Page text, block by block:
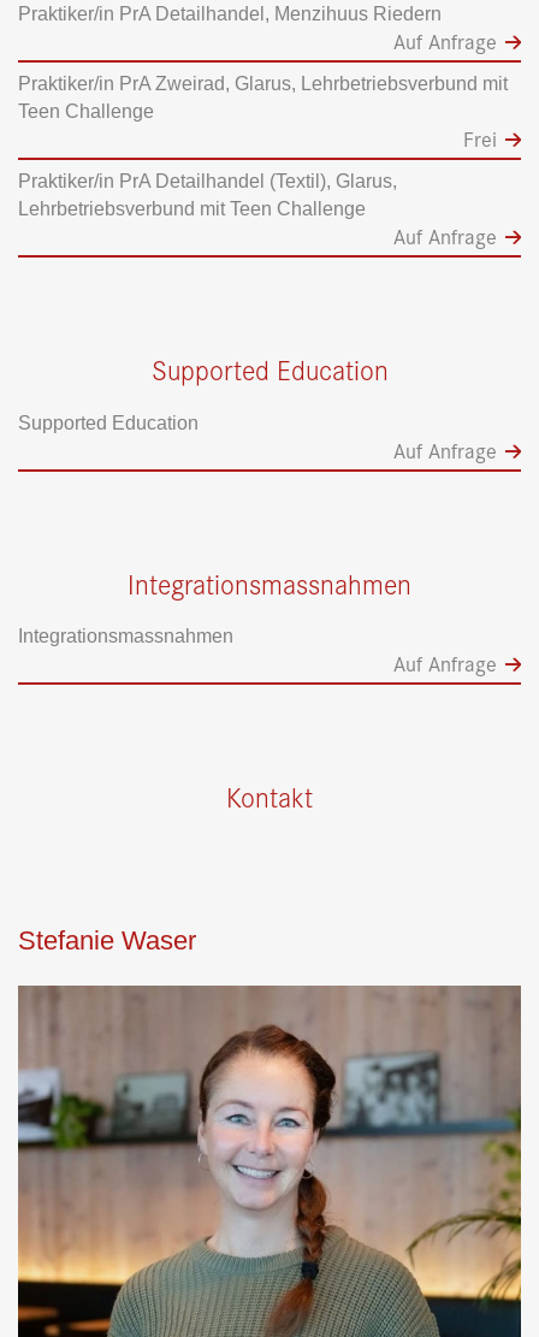
Praktiker/in PrA Detailhandel, Menzihuus Riedern
Auf Anfrage
Praktiker/in PrA Zweirad, Glarus, Lehrbetriebsverbund mit
Teen Challenge
Frei
Praktiker/in PrA Detailhandel (Textil), Glarus,
Lehrbetriebsverbund mit Teen Challenge
Auf Anfrage
Supported Education
Supported Education
Auf Anfrage
Integrationsmassnahmen
Integrationsmassnahmen
Auf Anfrage
Kontakt
Stefanie Waser